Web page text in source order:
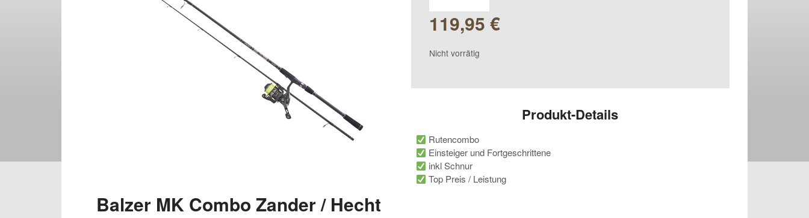
Balzer MK Combo Zander / Hecht
119,95 €
Nicht vorrätig
Produkt-Details
Rutencombo
Einsteiger und Fortgeschrittene
inkl Schnur
Top Preis / Leistung